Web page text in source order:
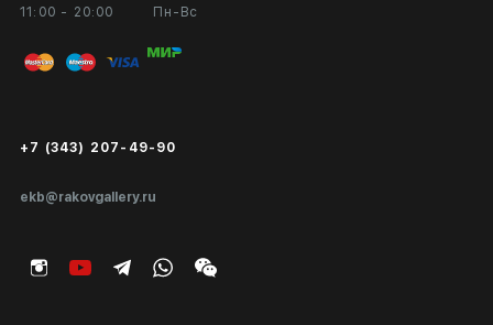
11:00 - 20:00
Пн-Вс
ekb@rakovgallery.ru
+7 (343) 207-49-90
Публичная оферта
Экспертиза/Вывоз за границу
Подарочные сертификаты